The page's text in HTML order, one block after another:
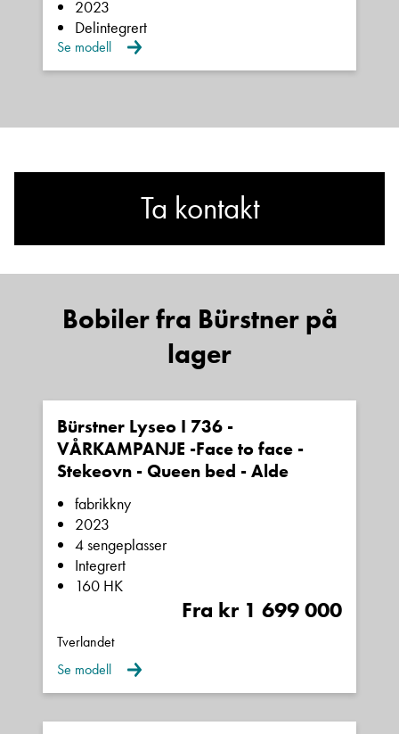
2023
Delintegrert
Se modell
Ta kontakt
E-post
Navn
Bobiler fra Bürstner på
lager
Bürstner Lyseo I 736 -
VÅRKAMPANJE -Face to face -
Stekeovn - Queen bed - Alde
fabrikkny
2023
4 sengeplasser
Integrert
160 HK
Fra kr 1 699 000
Tverlandet
Se modell